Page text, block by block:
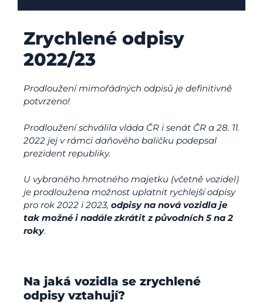
Zrychlené odpisy
2022/23
Prodloužení mimořádných odpisů je definitivně
potvrzeno!
Prodloužení schválila vláda ČR i senát ČR a 28. 11.
2022 jej v rámci daňového balíčku podepsal
prezident republiky.
U vybraného hmotného majetku (včetně vozidel)
je prodloužena možnost uplatnit rychlejší odpisy
pro rok 2022 i 2023, odpisy na nová vozidla je
tak možné i nadále zkrátit z původních 5 na 2
roky.
Na jaká vozidla se zrychlené
odpisy vztahují?